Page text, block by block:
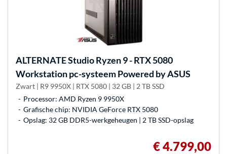
ALTERNATEStudio Ryzen 9 - RTX 5080
Workstation pc-systeem Powered by ASUS
Zwart | R9 9950X | RTX 5080 | 32 GB | 2 TB SSD
Processor: AMD Ryzen 9 9950X
Grafische chip: NVIDIA GeForce RTX 5080
Opslag: 32 GB DDR5-werkgeheugen | 2 TB SSD-opslag
€ 4.799,00